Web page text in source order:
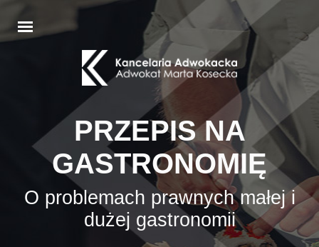
PRZEPIS NA
GASTRONOMIĘ
O problemach prawnych małej i
dużej gastronomii